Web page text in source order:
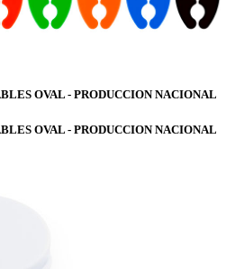
OVAL - PRODUCCION NACIONAL
OVAL - PRODUCCION NACIONAL